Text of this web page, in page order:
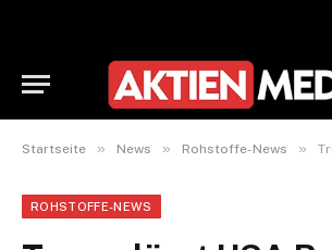
Startseite » News » Rohstoffe-News »
ROHSTOFFE-NEWS